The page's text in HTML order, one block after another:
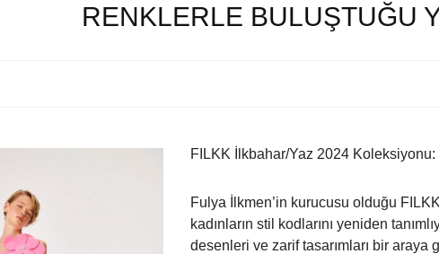
RENKLERLE BULUŞTUĞU
FILKK İlkbahar/Yaz 2024 Koleksiyonu:
Fulya İlkmen’in kurucusu olduğu
kadınların stil kodlarını yeniden
desenleri ve zarif tasarımları bir araya